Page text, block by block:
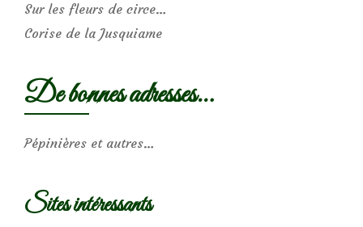
Sur les fleurs de circe…
Corise de la Jusquiame
De bonnes adresses…
Pépinières et autres…
Sites intéressants